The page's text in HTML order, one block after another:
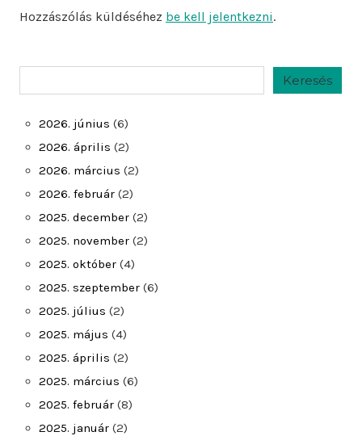
Hozzászólás küldéséhez be kell jelentkezni.
Keresés
2026. június (6)
2026. április (2)
2026. március (2)
2026. február (2)
2025. december (2)
2025. november (2)
2025. október (4)
2025. szeptember (6)
2025. július (2)
2025. május (4)
2025. április (2)
2025. március (6)
2025. február (8)
2025. január (2)